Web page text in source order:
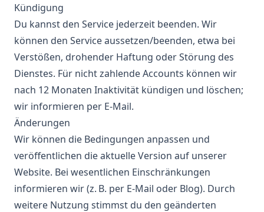
Kündigung
Du kannst den Service jederzeit beenden. Wir
können den Service aussetzen/beenden, etwa bei
Verstößen, drohender Haftung oder Störung des
Dienstes. Für nicht zahlende Accounts können wir
nach 12 Monaten Inaktivität kündigen und löschen;
wir informieren per E-Mail.
Änderungen
Wir können die Bedingungen anpassen und
veröffentlichen die aktuelle Version auf unserer
Website. Bei wesentlichen Einschränkungen
informieren wir (z. B. per E-Mail oder Blog). Durch
weitere Nutzung stimmst du den geänderten